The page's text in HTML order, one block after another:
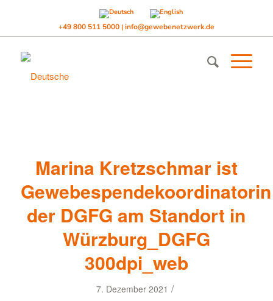
+49 800 511 5000 | info@gewebenetzwerk.de
Marina Kretzschmar ist
Gewebespendekoordinatorin
der DGFG am Standort in
Würzburg_DGFG
300dpi_web
7. Dezember 2021 /